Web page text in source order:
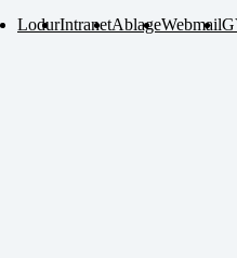
LodurIntranetAblageWebmail